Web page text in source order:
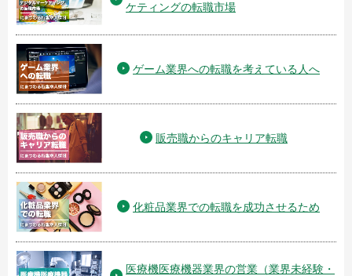
ケティングの転職市場
ゲーム業界への転職を考えている人へ
販売職からのキャリア転職
化粧品業界での転職を成功させるため
医療機医療機器業界の営業（業界未経験・